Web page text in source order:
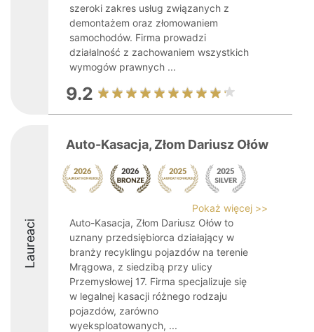
szeroki zakres usług związanych z
demontażem oraz złomowaniem
samochodów. Firma prowadzi
działalność z zachowaniem wszystkich
wymogów prawnych ...
9.2
Laureaci
Auto-Kasacja, Złom Dariusz Ołów
Pokaż więcej >>
Auto-Kasacja, Złom Dariusz Ołów to
uznany przedsiębiorca działający w
branży recyklingu pojazdów na terenie
Mrągowa, z siedzibą przy ulicy
Przemysłowej 17. Firma specjalizuje się
w legalnej kasacji różnego rodzaju
pojazdów, zarówno
wyeksploatowanych, ...